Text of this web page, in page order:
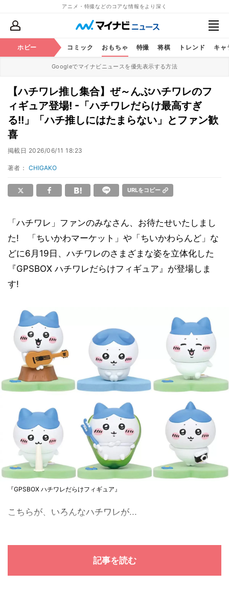
アニメ・特撮などのコアな情報をより深く
ホビー
アニメ コミック おもちゃ 特撮 将棋 トレンド キャ
Googleでマイナビニュースを優先表示する方法
【ハチワレ推し集合】ぜ～んぶハチワレのフ
ィギュア登場! -「ハチワレだらけ最高すぎ
る!!」「ハチ推しにはたまらない」とファン歓
喜
掲載日 2026/06/11 18:23
著者： CHIGAKO
URLをコピー
「ハチワレ」ファンのみなさん、お待たせいたしまし
た! 「ちいかわマーケット」や「ちいかわらんど」な
どに6月19日、ハチワレのさまざまな姿を立体化した
『GPSBOX ハチワレだらけフィギュア』が登場しま
す!
『GPSBOX ハチワレだらけフィギュア』
こちらが、いろんなハチワレが...
記事を読む